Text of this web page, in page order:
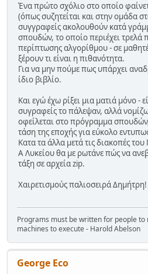
Ένα πρώτο σχόλιο στο οποίο
(όπως συζητείται και στην ομάδα
συγγραφείς ακολουθούν κατά
σπουδών, το οποίο περιέχει
περίπτωσης αλγορίθμου - σε
ξέρουν τι είναι η πιθανότητα.
Για να μην πούμε πως υπάρχει
ίδιο βιβλίο.
Και εγώ έχω ρίξει μια ματιά μόνο -
συγραφείς το πάλεψαν, αλλά
οφείλεται στο πρόγραμμα
τάση της εποχής για εύκολο
Κατα τα άλλα μετά τις διακοπές
Α Λυκείου θα με ρωτάνε πώς να
τάξη σε αρχεία zip.
Χαιρετισμούς παλιοσειρά Δημήτρη!
Programs must be written for people
machines to execute - Harold Abelson
George Eco